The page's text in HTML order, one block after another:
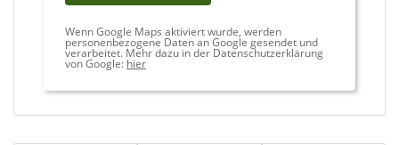
Wenn Google Maps aktiviert wurde, werden
personenbezogene Daten an Google gesendet und
verarbeitet. Mehr dazu in der Datenschutzerklärung
von Google: hier